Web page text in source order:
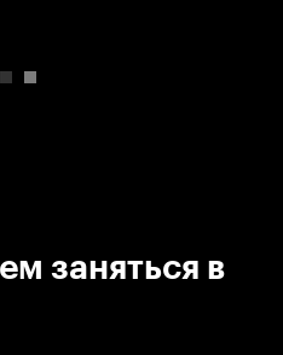
заняться в